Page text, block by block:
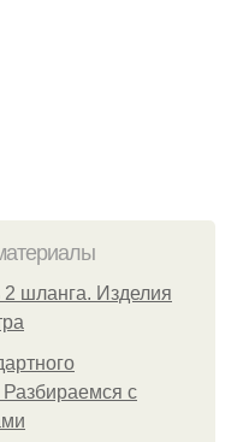
2 шланга. Изделия
Разбираемся с